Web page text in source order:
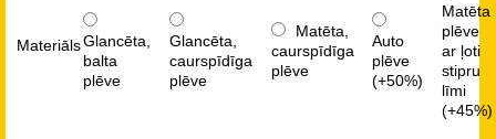
MateriālsGlancēta,
balta
plēve
Glancēta,
caurspīdīga
plēve
Matēta,
caurspīdīga
plēve
Auto
plēve
(+50%)
Matēta
plēve
ar ļoti
stipru
līmi
(+45%)